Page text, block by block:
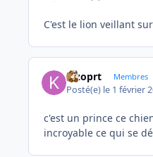
C'est le lion veillant
kizoprt Membres
Posté(e) le 1 février
c'est un prince ce
incroyable ce qui se